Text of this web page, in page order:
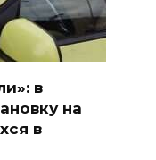
в
на
в